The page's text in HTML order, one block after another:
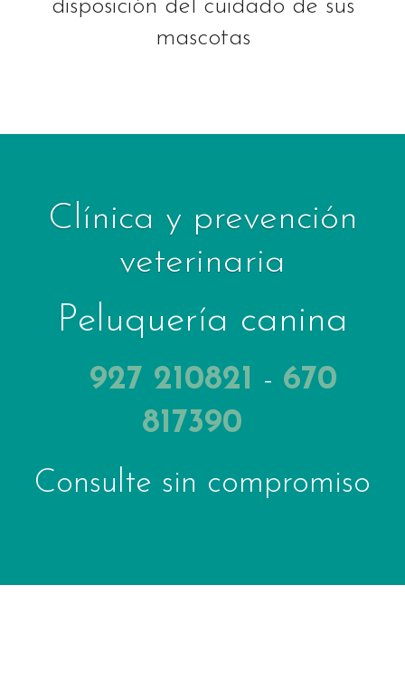
disposición del cuidado de sus
mascotas
Clínica y prevención
veterinaria
Peluquería canina
927 210821 - 670
817390
Consulte sin compromiso